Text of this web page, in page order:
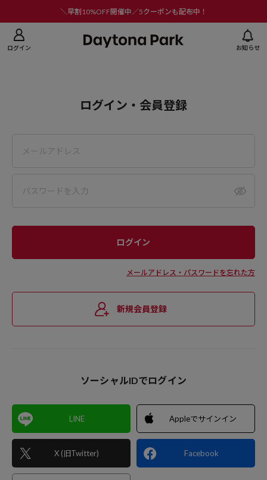
＼早割10%OFF開催中／5クーポンも配布中！
ログイン お知らせ
ログイン・会員登録
メールアドレス・パスワードを忘れた方
新規会員登録
ソーシャルIDでログイン
LINE
X (旧Twitter)
Appleでサインイン
Facebook